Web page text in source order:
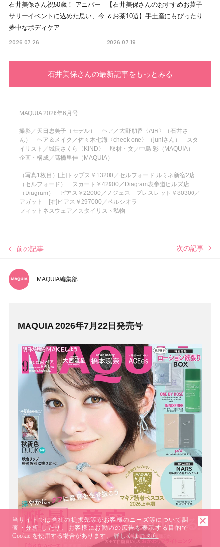
石井美保さん祝50歳！ アニバー
サリーイベントに込めた思い、今
夢中なボディケア
2026.07.26
【石井美保さんのおすすめお菓子
＆お茶10選】手土産にもぴったり
2026.07.19
石井美保さんの最新記事をもっとみる
MAQUIA 2026年6月号
撮影／天日恵美子（モデル） ヘア／大野朋香〈AIR〉（石井さ
ん） ヘア＆メイク／佐々木七海〈cheek one〉（juniさん） スタ
イリスト／城長さくら〈KIND〉 取材・文／中島 彩（MAQUIA）
企画・構成／髙橋里佳（MAQUIA）
（写真1枚目）[上]トップス￥13200／セルフォード ルミネ新宿2店
（セルフォード） スカート￥42900／Diagram表参道ヒルズ店
（Diagram） ピアス￥22000／ノジェス ブレスレット￥80300／
アガット [右]ピアス￥297000／ベルシオラ
フィットネスウェア／スタイリスト私物
前の記事 次の記事
MAQUIA編集部
MAQUIA 2026年7月22日発売号
当サイトでは当社の提携先等がお客様のニーズ等について調
査・分析 したり、お客様にお勧めの広告を表示する目的で
Cookie を使用する場合があります。 詳しくは こちら